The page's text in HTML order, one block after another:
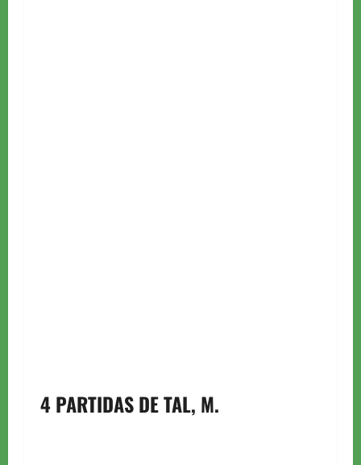
4 PARTIDAS DE TAL, M.